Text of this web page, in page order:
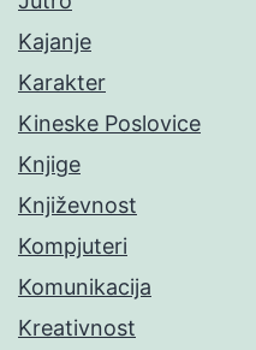
Kajanje
Karakter
Kineske Poslovice
Knjige
Književnost
Kompjuteri
Komunikacija
Kreativnost